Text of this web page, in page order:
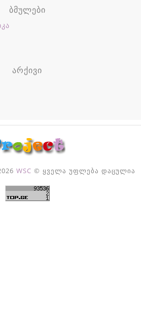
ბმულები
არქივი
WSC © ყველა უფლება დაცულია